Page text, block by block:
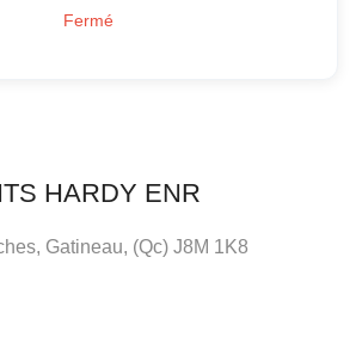
Fermé